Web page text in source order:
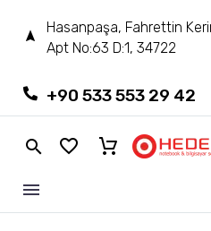
Hasanpaşa, Fahrettin
Apt No:63 D:1, 34722
+90 533 553 29 42